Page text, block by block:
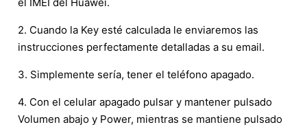
2. Cuando la Key esté calculada le enviaremos las
instrucciones perfectamente detalladas a su email.
3. Simplemente sería, tener el teléfono apagado.
4. Con el celular apagado pulsar y mantener pulsado
Volumen abajo y Power, mientras se mantiene pulsado